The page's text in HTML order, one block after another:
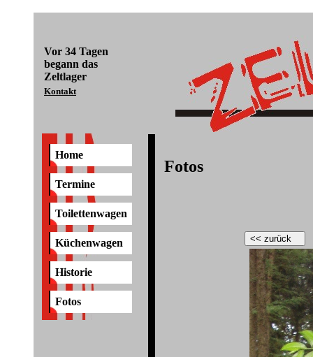
Vor 34 Tagen
begann das
Zeltlager
Kontakt
Home
Termine
Toilettenwagen
Küchenwagen
Historie
Fotos
Fotos